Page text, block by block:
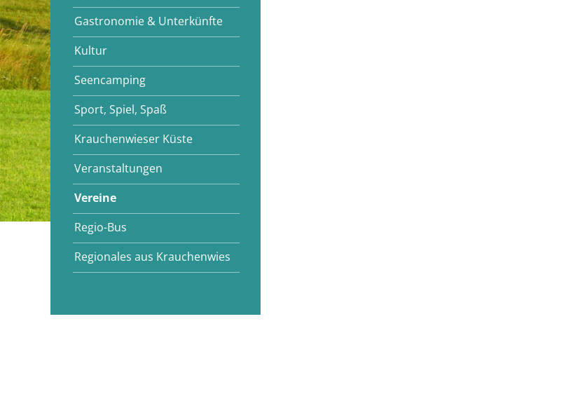
Gastronomie & Unterkünfte
Kultur
Seencamping
Sport, Spiel, Spaß
Krauchenwieser Küste
Veranstaltungen
Vereine
Regio-Bus
Regionales aus Krauchenwies